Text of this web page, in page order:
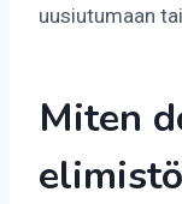
uusiutumaan
Miten